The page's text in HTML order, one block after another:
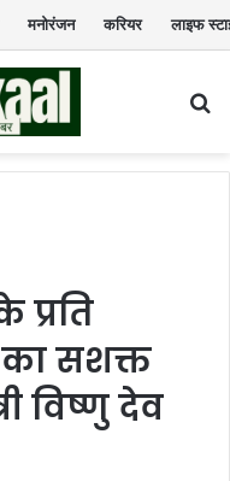
मनोरंजन करियर लाइफ
प्रति
सशक्त
विष्णु देव